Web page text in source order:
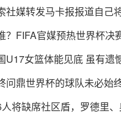
社媒转发马卡报报道自己
？FIFA官媒预热世界杯决
U17女篮体能见底 虽有遗
问鼎世界杯的球队未必始
将缺席社区盾，罗德里